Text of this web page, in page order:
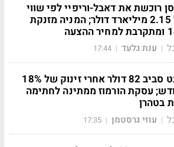
רוכשת את דאבל-וריפיי לפי שווי
של 2.15 מיליארד דולר; המניה מזנקת
| ענת גלעד |
17:44
ברנט סביב 82 דולר אחרי זינוק של 18%
עסקת הורמוז ממתינה לחתימה
בטהרן
| עוזי גרסטמן |
17:35